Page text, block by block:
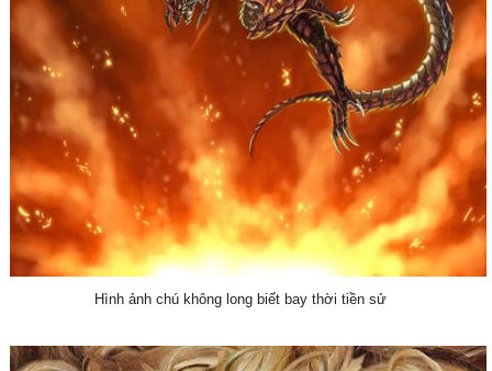
Hình ảnh chú không long biết bay thời tiền sử